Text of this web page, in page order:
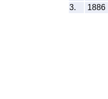
3.
1886